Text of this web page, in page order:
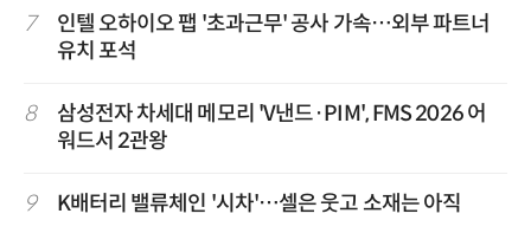
7
인텔 오하이오 팹 '초과근무' 공사 가속…외부 파트너
유치 포석
8
삼성전자 차세대 메모리 'V낸드·PIM', FMS 2026 어
워드서 2관왕
9 K배터리 밸류체인 '시차'…셀은 웃고 소재는 아직